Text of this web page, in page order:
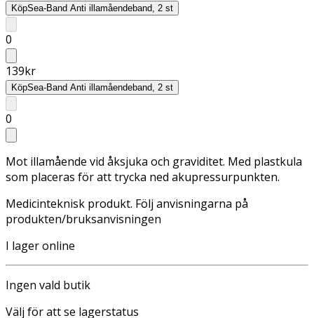
KöpSea-Band Anti illamåendeband, 2 st
0
139kr
KöpSea-Band Anti illamåendeband, 2 st
0
Mot illamående vid åksjuka och graviditet. Med plastkula
som placeras för att trycka ned akupressurpunkten.
Medicinteknisk produkt. Följ anvisningarna på
produkten/bruksanvisningen
I lager online
Ingen vald butik
Välj för att se lagerstatus